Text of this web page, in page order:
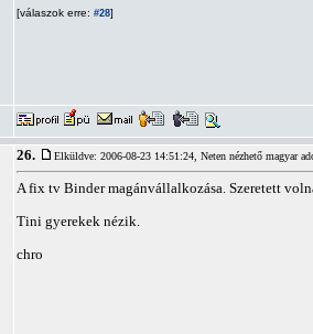
[válaszok erre: #28]
26. Elküldve: 2006-08-23 14:51:24, Neten nézhető magyar
A fix tv Binder magánvállalkozása. Szeretett
Tini gyerekek nézik.
chro